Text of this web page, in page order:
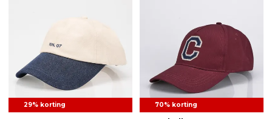
29% korting 70% korting